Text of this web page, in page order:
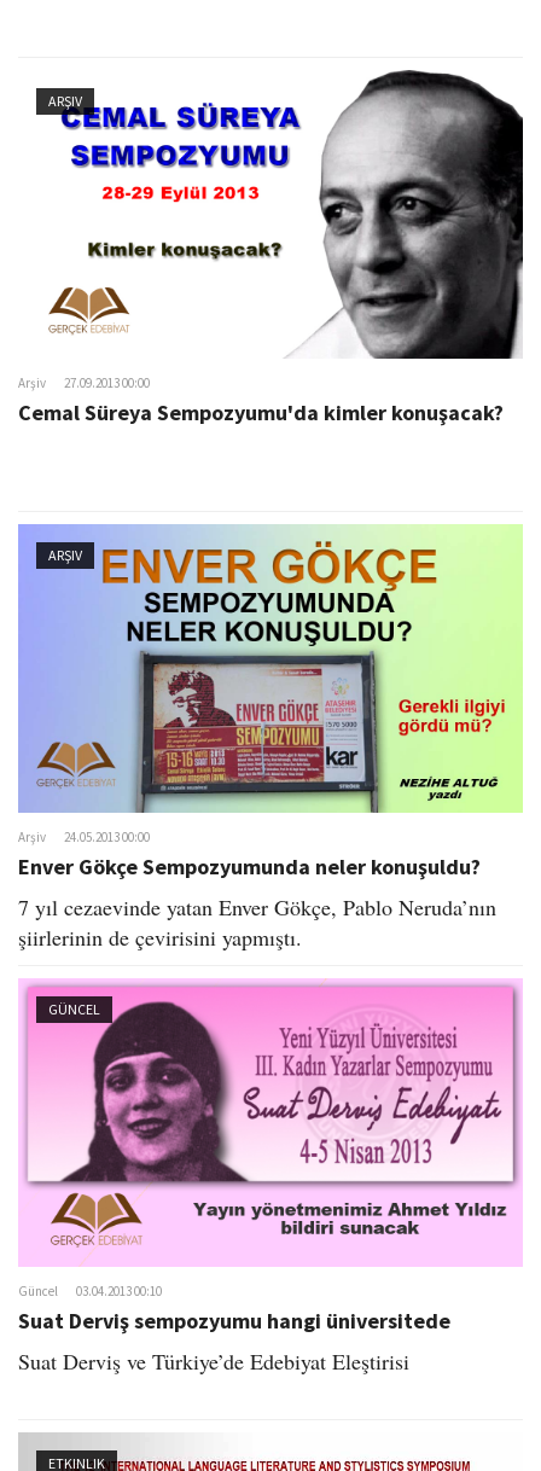
ARŞIV
Arşiv 27.09.2013 00:00
Cemal Süreya Sempozyumu'da kimler konuşacak?
ARŞIV
Arşiv 24.05.2013 00:00
Enver Gökçe Sempozyumunda neler konuşuldu?
7 yıl cezaevinde yatan Enver Gökçe, Pablo Neruda’nın
şiirlerinin de çevirisini yapmıştı.
GÜNCEL
Güncel 03.04.2013 00:10
Suat Derviş sempozyumu hangi üniversitede
Suat Derviş ve Türkiye’de Edebiyat Eleştirisi
ETKINLIK